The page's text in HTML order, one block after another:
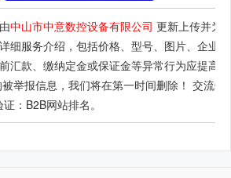
中山市中意数控设备有限公司 更新上传并为
详细服务介绍，包括价格、型号、图片、企业
汇款、缴纳定金或保证金等异常行为应提高
被举报信息，我们将在第一时间删除！ 交流
：B2B网站排名。